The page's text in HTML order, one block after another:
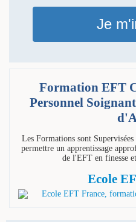
Je
Formation EFT
Personnel
Les Formations sont
permettre un apprentissage
de l'EFT en finesse
Ecole